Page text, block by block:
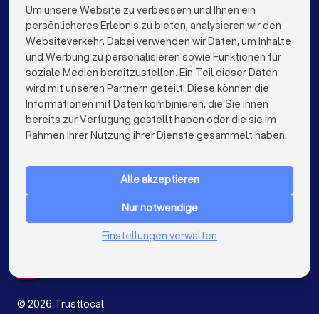
Finanzberater in München
Finanzberater in Köln
Finanzberater in Frankfurt am Main
Finanzberater in Stuttgart
Finanzberater in Düsseldorf
Finanzberater in Dortmund
Finanzberater in Essen
Finanzberater in Nürnberg
Finanzberater in Hannover
Finanzberater in Leipzig
Finanzberater in Duisburg
Die besten Unternehmen für Sie
info@trustlocal.de
FÜR PRIVATPERSONEN
Niederlande
© 2026 Trustlocal
Um unsere Website zu verbessern und Ihnen ein
persönlicheres Erlebnis zu bieten, analysieren wir den
Websiteverkehr. Dabei verwenden wir Daten, um Inhalte
und Werbung zu personalisieren sowie Funktionen für
soziale Medien bereitzustellen. Ein Teil dieser Daten
wird mit unseren Partnern geteilt. Diese können die
Informationen mit Daten kombinieren, die Sie ihnen
bereits zur Verfügung gestellt haben oder die sie im
Rahmen Ihrer Nutzung ihrer Dienste gesammelt haben.
Alle akzeptieren
Nur notwendige
Einstellungen verwalten